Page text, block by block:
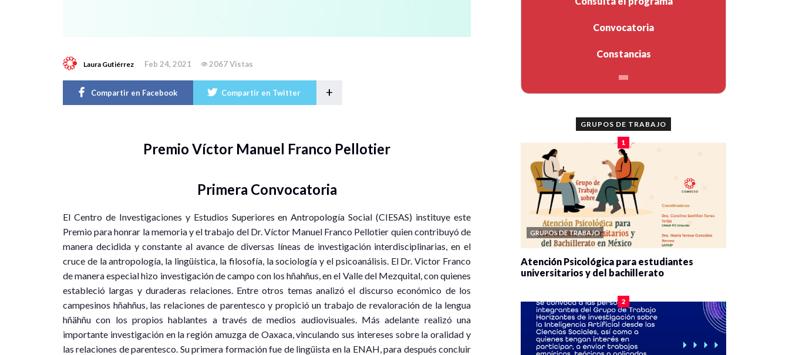
Laura Gutiérrez Feb 24, 2021 2067 Vistas
Compartir en Facebook Compartir en Twitter +
Premio Víctor Manuel Franco Pellotier
Primera Convocatoria
El Centro de Investigaciones y Estudios Superiores en Antropología Social (CIESAS) instituye este
Premio para honrar la memoria y el trabajo del Dr. Víctor Manuel Franco Pellotier quien contribuyó de
manera decidida y constante al avance de diversas líneas de investigación interdisciplinarias, en el
cruce de la antropología, la lingüística, la filosofía, la sociología y el psicoanálisis. El Dr. Victor Franco
de manera especial hizo investigación de campo con los hñahñus, en el Valle del Mezquital, con quienes
estableció largas y duraderas relaciones. Entre otros temas analizó el discurso económico de los
campesinos hñahñus, las relaciones de parentesco y propició un trabajo de revaloración de la lengua
hñähñu con los propios hablantes a través de medios audiovisuales. Más adelante realizó una
importante investigación en la región amuzga de Oaxaca, vinculando sus intereses sobre la oralidad y
las relaciones de parentesco. Su primera formación fue de lingüista en la ENAH, para después concluir
Convocatoria
Constancias
GRUPOS DE TRABAJO
1
GRUPOS DE TRABAJO
Atención Psicológica para estudiantes
universitarios y del bachillerato
2